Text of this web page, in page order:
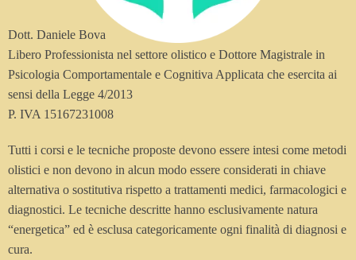
Dott. Daniele Bova
Libero Professionista nel settore olistico e Dottore Magistrale in
Psicologia Comportamentale e Cognitiva Applicata che esercita ai
sensi della Legge 4/2013
P. IVA 15167231008
Tutti i corsi e le tecniche proposte devono essere intesi come metodi
olistici e non devono in alcun modo essere considerati in chiave
alternativa o sostitutiva rispetto a trattamenti medici, farmacologici e
diagnostici. Le tecniche descritte hanno esclusivamente natura
“energetica” ed è esclusa categoricamente ogni finalità di diagnosi e
cura.